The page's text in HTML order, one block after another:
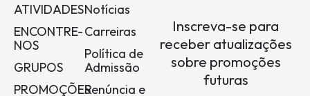
ATIVIDADES
ENCONTRE-
NOS
GRUPOS
PROMOÇÕES
Notícias
Carreiras
Política de
Admissão
Renúncia e
Inscreva-se para
receber atualizações
sobre promoções
futuras